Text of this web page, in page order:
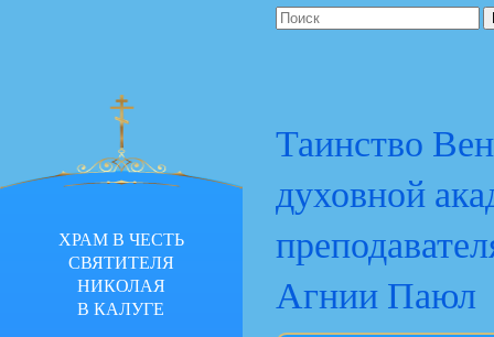
Таинство
духовной
Агнии Паюл
ХРАМ В ЧЕСТЬ
СВЯТИТЕЛЯ
НИКОЛАЯ
В КАЛУГЕ